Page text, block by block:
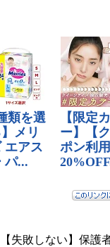
【失敗しない】保護